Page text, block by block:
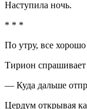
Наступила ночь.
* * *
По утру, все
Тирион
— Куда дальше
Цердум открывая